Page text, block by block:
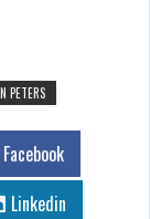
PETERS
Facebook
Linkedin